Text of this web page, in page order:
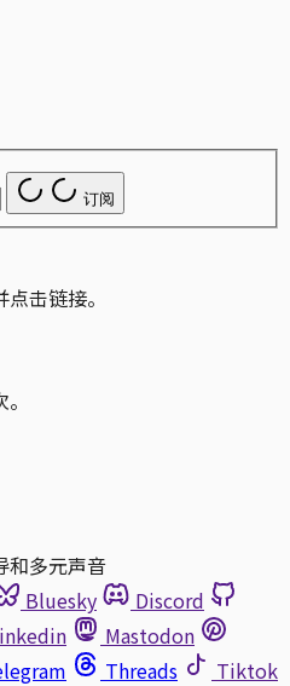
订阅
击链接。
和多元声音
Bluesky
Discord
Mastodon
Threads
Tiktok